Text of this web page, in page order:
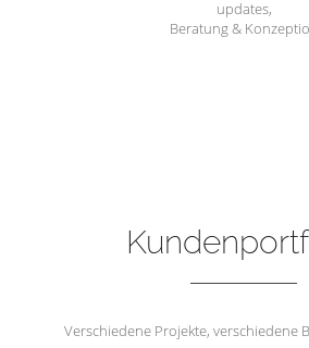
updates,
Beratung &
Verschiedene Projekte, verschiedene